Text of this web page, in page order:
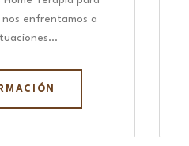
nos enfrentamos a